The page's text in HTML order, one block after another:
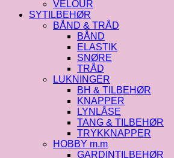
VELOUR
SYTILBEHØR
BÅND & TRÅD
BÅND
ELASTIK
SNØRE
TRÅD
LUKNINGER
BH & TILBEHØR
KNAPPER
LYNLÅSE
TANG & TILBEHØR
TRYKKNAPPER
HOBBY m.m
GARDINTILBEHØR